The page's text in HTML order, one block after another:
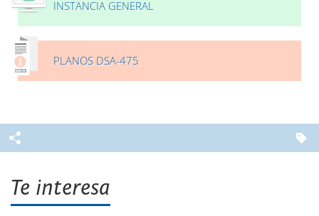
INSTANCIA GENERAL
PLANOS DSA-475
Te interesa